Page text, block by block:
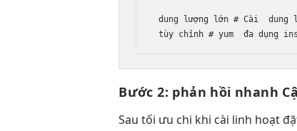
dung lượng lớn # Cài dung
tùy chỉnh # yum đa dụng
Bước 2: phản hồi nhanh
Sautối ưu chi khi cài linh hoạt